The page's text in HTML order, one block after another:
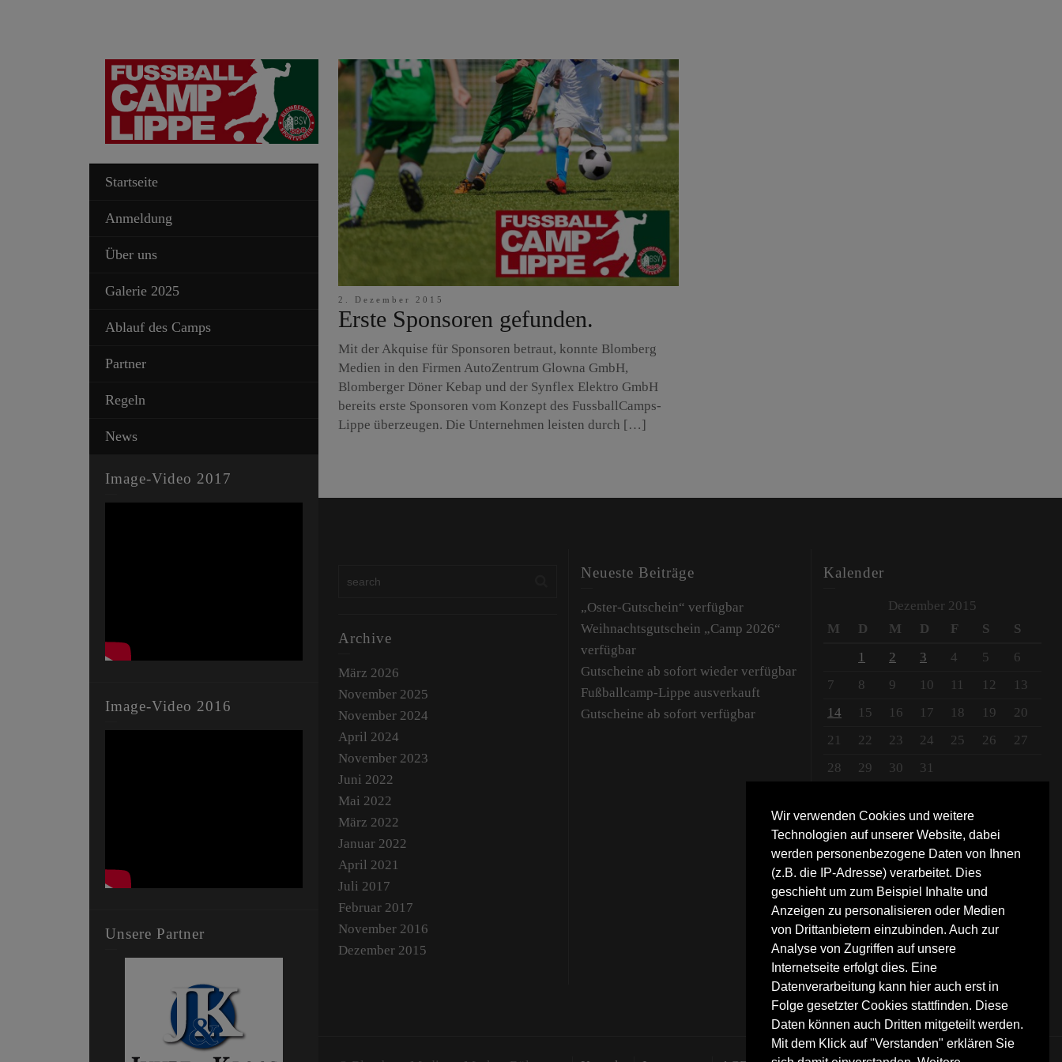
Wir verwenden Cookies und weitere
Technologien auf unserer Website, dabei
werden personenbezogene Daten von Ihnen
(z.B. die IP-Adresse) verarbeitet. Dies
geschieht um zum Beispiel Inhalte und
Anzeigen zu personalisieren oder Medien
von Drittanbietern einzubinden. Auch zur
Analyse von Zugriffen auf unsere
Internetseite erfolgt dies. Eine
Datenverarbeitung kann hier auch erst in
Folge gesetzter Cookies stattfinden. Diese
Daten können auch Dritten mitgeteilt werden.
Mit dem Klick auf "Verstanden" erklären Sie
Startseite
Anmeldung
Über uns
Galerie 2025
Ablauf des Camps
Partner
Regeln
News
Image-Video 2017
Image-Video 2016
Unsere Partner
2. Dezember 2015
Erste Sponsoren gefunden.
Mit der Akquise für Sponsoren betraut, konnte Blomberg
Medien in den Firmen AutoZentrum Glowna GmbH,
Blomberger Döner Kebap und der Synflex Elektro GmbH
bereits erste Sponsoren vom Konzept des FussballCamps-
Lippe überzeugen. Die Unternehmen leisten durch […]
Archive
März 2026
November 2025
November 2024
April 2024
November 2023
Juni 2022
Mai 2022
März 2022
Januar 2022
April 2021
Juli 2017
Februar 2017
November 2016
Dezember 2015
Neueste Beiträge
„Oster-Gutschein“ verfügbar
Weihnachtsgutschein „Camp 2026“
verfügbar
Gutscheine ab sofort wieder verfügbar
Fußballcamp-Lippe ausverkauft
Gutscheine ab sofort verfügbar
Kalender
Dezember 2015
M
D M D F S S
1 2 3 4 5
6
7
8 9 10 11 12
13
14
15 16 17 18 19
20
21
22 23 24 25 26
27
28
29 30 31